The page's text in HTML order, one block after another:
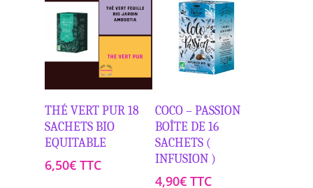
Ajouter Au
Panier
THÉ VERT PUR 18
SACHETS BIO
EQUITABLE
6,50€ TTC
Ajouter Au
Panier
COCO – PASSION
BOÎTE DE 16
SACHETS (
INFUSION )
4,90€ TTC